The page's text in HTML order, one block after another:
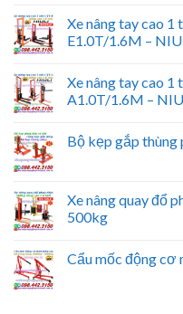
Xe nâng tay cao 1
E1.0T/1.6M –
Xe nâng tay cao 1
A1.0T/1.6M –
Bộ kẹp gắp thùng
Xe nâng quay đổ
500kg
Cẩu mốc động cơ